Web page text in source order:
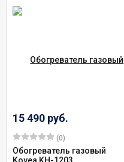
15 490 руб.
(0)
Обогреватель газовый